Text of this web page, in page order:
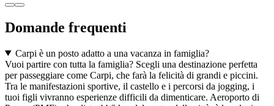
Domande frequenti
Carpi è un posto adatto a una vacanza in famiglia?
Vuoi partire con tutta la famiglia? Scegli una destinazione perfetta
per passeggiare come Carpi, che farà la felicità di grandi e piccini.
Tra le manifestazioni sportive, il castello e i percorsi da jogging, i
tuoi figli vivranno esperienze difficili da dimenticare. Aeroporto di